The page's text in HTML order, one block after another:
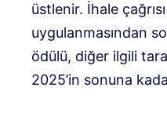
üstlenir. İhale
uygulanmasından
ödülü, diğer ilgili
2025’in sonuna